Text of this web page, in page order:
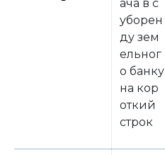
ача в с
уборен
ду зем
ельног
о банку
на кор
откий
строк